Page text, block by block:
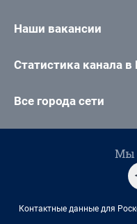
Наши вакансии
Статистика канала в
Все города сети
Мы
Контактные данные для